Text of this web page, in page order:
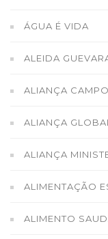
ÁGUA É VIDA
ALEIDA
ALIANÇA
ALIANÇA
ALIANÇA
ALIMENTAÇÃO
ALIMENTO